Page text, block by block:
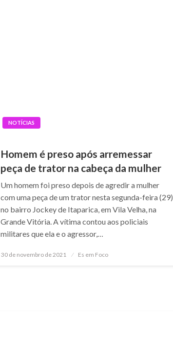
NOTÍCIAS
Homem é preso após arremessar
peça de trator na cabeça da mulher
Um homem foi preso depois de agredir a mulher
com uma peça de um trator nesta segunda-feira (29)
no bairro Jockey de Itaparica, em Vila Velha, na
Grande Vitória. A vítima contou aos policiais
militares que ela e o agressor,…
Posted
30 de novembro de 2021 Es em Foco